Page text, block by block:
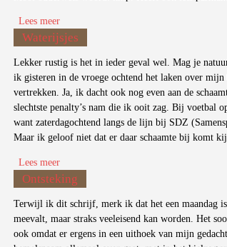
Lees meerover Stofje
Waterijsjes
Lekker rustig is het in ieder geval wel. Mag je
ik gisteren in de vroege ochtend het laken over
vertrekken. Ja, ik dacht ook nog even aan de
slechtste penalty’s nam die ik ooit zag. Bij voetbal
want zaterdagochtend langs de lijn bij SDZ
Maar ik geloof niet dat er daar schaamte bij komt
Lees meerover Waterijsjes
Ontsteking
Terwijl ik dit schrijf, merk ik dat het een maandag
meevalt, maar straks veeleisend kan worden. Het
ook omdat er ergens in een uithoek van mijn